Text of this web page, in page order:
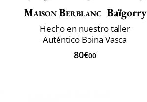
Maison Berblanc Baïgorry
Hecho en nuestro taller
Auténtico Boina Vasca
80€00